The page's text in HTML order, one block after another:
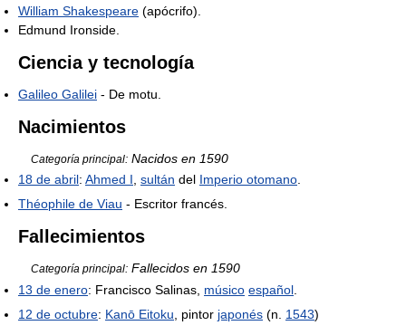
William Shakespeare (apócrifo).
Edmund Ironside.
Ciencia y tecnología
Galileo Galilei - De motu.
Nacimientos
Categoría principal: Nacidos en 1590
18 de abril: Ahmed I, sultán del Imperio otomano.
Théophile de Viau - Escritor francés.
Fallecimientos
Categoría principal: Fallecidos en 1590
13 de enero: Francisco Salinas, músico español
12 de octubre: Kanō Eitoku , pintor japonés (n. 1543)